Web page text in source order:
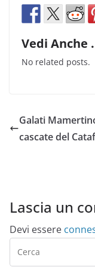
Vedi Anche
No related posts.
Galati
cascate del
Lascia un
Devi essere